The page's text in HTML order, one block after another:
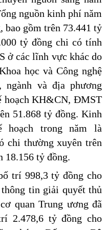
nguồn kinh phí năm
bao gồm trên 73.441 tỷ
tỷ đồng chi có tính
ở các lĩnh vực khác do
học và Công nghệ
và địa phương
hoạch KH&CN, ĐMST
51.868 tỷ đồng. Kinh
trong năm là
chi thường xuyên trên
18.156 tỷ đồng.
trí 998,3 tỷ đồng cho
thông tin giải quyết thủ
quan Trung ương đã
2.478,6 tỷ đồng cho